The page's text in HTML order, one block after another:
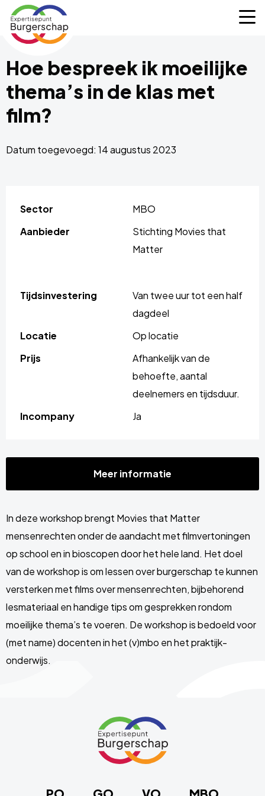
Expertisepunt
Burgerschap
Hoe bespreek ik moeilijke
thema’s in de klas met
film?
Datum toegevoegd: 14 augustus 2023
Sector
MBO
Aanbieder
Stichting Movies that
Matter
Tijdsinvestering
Van twee uur tot een half
dagdeel
Locatie
Op locatie
Prijs
Afhankelijk van de
behoefte, aantal
deelnemers en tijdsduur.
Incompany
Ja
Meer informatie
In deze workshop brengt Movies that Matter
mensenrechten onder de aandacht met filmvertoningen
op school en in bioscopen door het hele land. Het doel
van de workshop is om lessen over burgerschap te kunnen
versterken met films over mensenrechten, bijbehorend
lesmateriaal en handige tips om gesprekken rondom
moeilijke thema’s te voeren. De workshop is bedoeld voor
(met name) docenten in het (v)mbo en het praktijk­
onderwijs.